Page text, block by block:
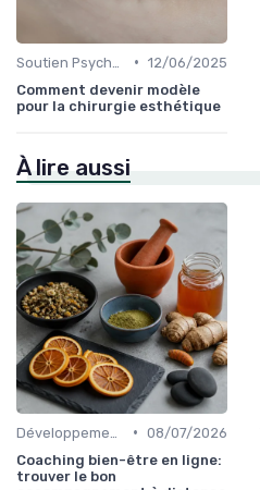
• 12/06/2025
Comment devenir modèle
pour la chirurgie esthétique
À lire aussi
• 08/07/2026
Coaching bien-être en ligne:
trouver le bon